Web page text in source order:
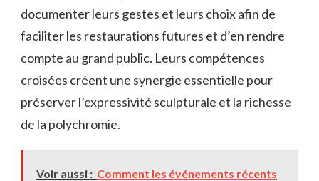
documenter leurs gestes et leurs choix afin de
faciliter les restaurations futures et d’en rendre
compte au grand public. Leurs compétences
croisées créent une synergie essentielle pour
préserver l’expressivité sculpturale et la richesse
de la polychromie.
Voir aussi : Comment les événements récents